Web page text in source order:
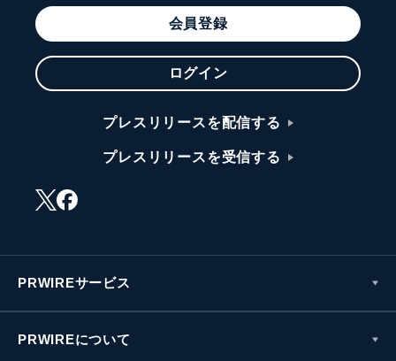
会員登録
ログイン
プレスリリースを配信する
プレスリリースを受信する
PRWIREサービス
PRWIREについて